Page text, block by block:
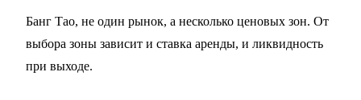
Банг Тао, не один рынок, а несколько ценовых зон. От
выбора зоны зависит и ставка аренды, и ликвидность
при выходе.